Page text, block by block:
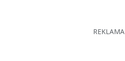
REKLAMA